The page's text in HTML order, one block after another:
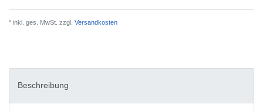
* inkl. ges. MwSt. zzgl. Versandkosten
Beschreibung